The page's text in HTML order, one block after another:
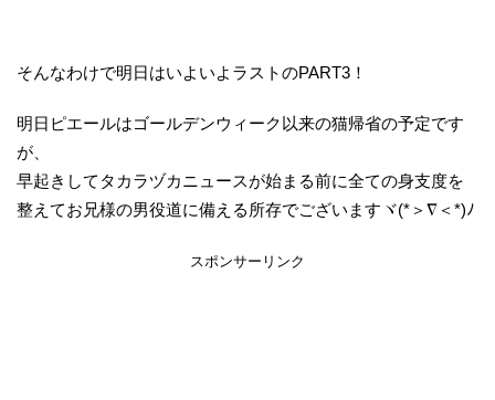
そんなわけで明日はいよいよラストのPART3！
明日ピエールはゴールデンウィーク以来の猫帰省の予定です
が、
早起きしてタカラヅカニュースが始まる前に全ての身支度を
整えてお兄様の男役道に備える所存でございますヾ(*＞∇＜*)ﾉ
スポンサーリンク